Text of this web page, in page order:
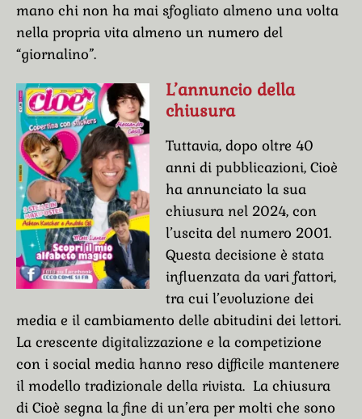
mano chi non ha mai sfogliato almeno una volta
nella propria vita almeno un numero del
“giornalino”.
L’annuncio della
chiusura
Tuttavia, dopo oltre 40
anni di pubblicazioni, Cioè
ha annunciato la sua
chiusura nel 2024, con
l’uscita del numero 2001.
Questa decisione è stata
influenzata da vari fattori,
tra cui l’evoluzione dei
media e il cambiamento delle abitudini dei lettori.
La crescente digitalizzazione e la competizione
con i social media hanno reso difficile mantenere
il modello tradizionale della rivista. La chiusura
di Cioè segna la fine di un’era per molti che sono